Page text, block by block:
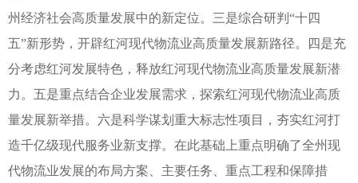
州经济社会高质量发展中的新定位。三是综合研判“十四
五”新形势，开辟红河现代物流业高质量发展新路径。四是充
分考虑红河发展特色，释放红河现代物流业高质量发展新潜
力。五是重点结合企业发展需求，探索红河现代物流业高质
量发展新举措。六是科学谋划重大标志性项目，夯实红河打
造千亿级现代服务业新支撑。在此基础上重点明确了全州现
代物流业发展的布局方案、主要任务、重点工程和保障措